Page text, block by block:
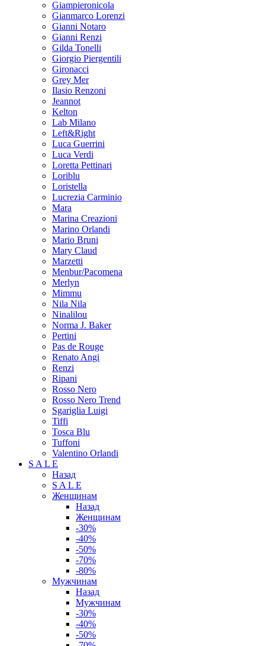
Giampieronicola
Gianmarco Lorenzi
Gianni Notaro
Gianni Renzi
Gilda Tonelli
Giorgio Piergentili
Gironacci
Grey Mer
Ilasio Renzoni
Jeannot
Kelton
Lab Milano
Left&Right
Luca Guerrini
Luca Verdi
Loretta Pettinari
Loriblu
Loristella
Lucrezia Carminio
Mara
Marina Creazioni
Marino Orlandi
Mario Bruni
Mary Claud
Marzetti
Menbur/Pacomena
Merlyn
Mimmu
Nila Nila
Ninalilou
Norma J. Baker
Pertini
Pas de Rouge
Renato Angi
Renzi
Ripani
Rosso Nero
Rosso Nero Trend
Sgariglia Luigi
Tiffi
Tosca Blu
Tuffoni
Valentino Orlandi
S A L E
Назад
S A L E
Женщинам
Назад
Женщинам
-30%
-40%
-50%
-70%
-80%
Мужчинам
Назад
Мужчинам
-30%
-40%
-50%